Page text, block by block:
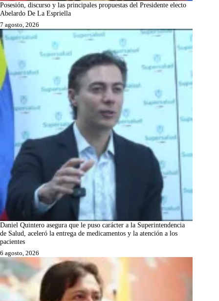
Posesión, discurso y las principales propuestas del Presidente electo
Abelardo De La Espriella
7 agosto, 2026
Daniel Quintero asegura que le puso carácter a la Superintendencia
de Salud, aceleró la entrega de medicamentos y la atención a los
pacientes
6 agosto, 2026